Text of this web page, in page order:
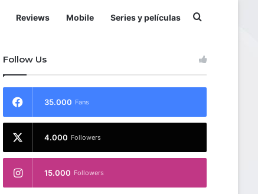
Reviews Mobile Series y películas
Follow Us
35.000 Fans
4.000 Followers
15.000 Followers